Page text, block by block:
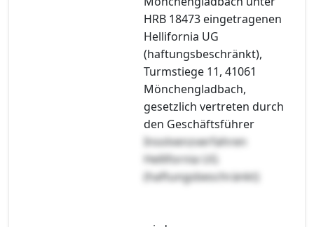
HRB 18473 eingetragenen
Hellifornia UG
(haftungsbeschränkt),
Turmstiege 11, 41061
Mönchengladbach,
gesetzlich vertreten durch
den Geschäftsführer
Insolvenzverfahren
Hellifornia UG
(haftungsbeschränkt)